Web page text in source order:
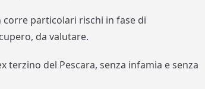
particolari rischi in fase di
da valutare.
terzino del Pescara, senza infamia e senza